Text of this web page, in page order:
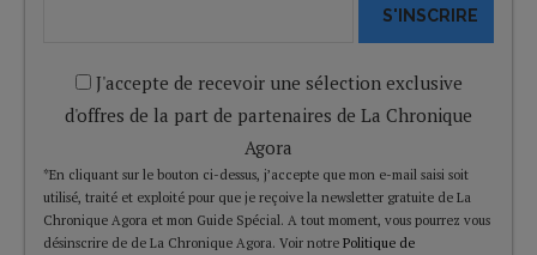
S'INSCRIRE
J'accepte de recevoir une sélection exclusive
d'offres de la part de partenaires de La Chronique
Agora
*En cliquant sur le bouton ci-dessus, j’accepte que mon e-mail saisi soit
utilisé, traité et exploité pour que je reçoive la newsletter gratuite de La
Chronique Agora et mon Guide Spécial. A tout moment, vous pourrez vous
désinscrire de de La Chronique Agora. Voir notre Politique de